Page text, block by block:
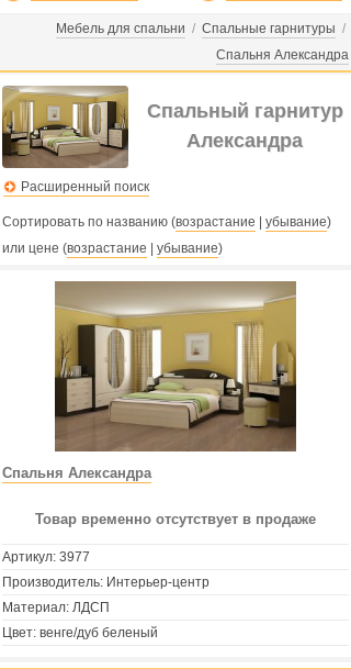
Мебель для спальни / Спальные гарнитуры /
Спальня Александра
Спальный гарнитур
Александра
Расширенный поиск
Сортировать по названию (возрастание убывание)
или цене (возрастание убывание)
Спальня Александра
Товар временно отсутствует в продаже
Артикул: 3977
Производитель: Интерьер-центр
Материал: ЛДСП
Цвет: венге/дуб беленый